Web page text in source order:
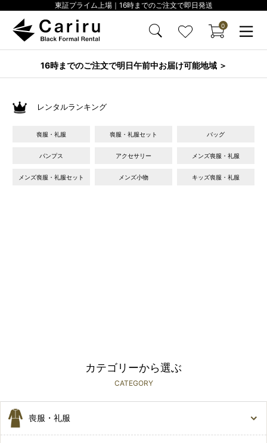
東証プライム上場｜16時までのご注文で即日発送
0
16時までのご注文で明日午前中お届け可能地域 ＞
レンタルランキング
喪服・礼服 喪服・礼服セット バッグ
パンプス アクセサリー メンズ喪服・礼服
メンズ喪服・礼服セット メンズ小物 キッズ喪服・礼服
カテゴリーから選ぶ
CATEGORY
喪服・礼服